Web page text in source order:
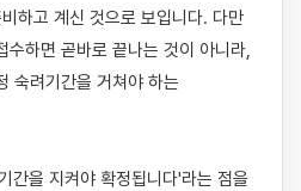
수하면 곧바로 끝나는 것이 아니라,
숙려기간을 거쳐야 하는
간을 지켜야 확정됩니다'라는 점을